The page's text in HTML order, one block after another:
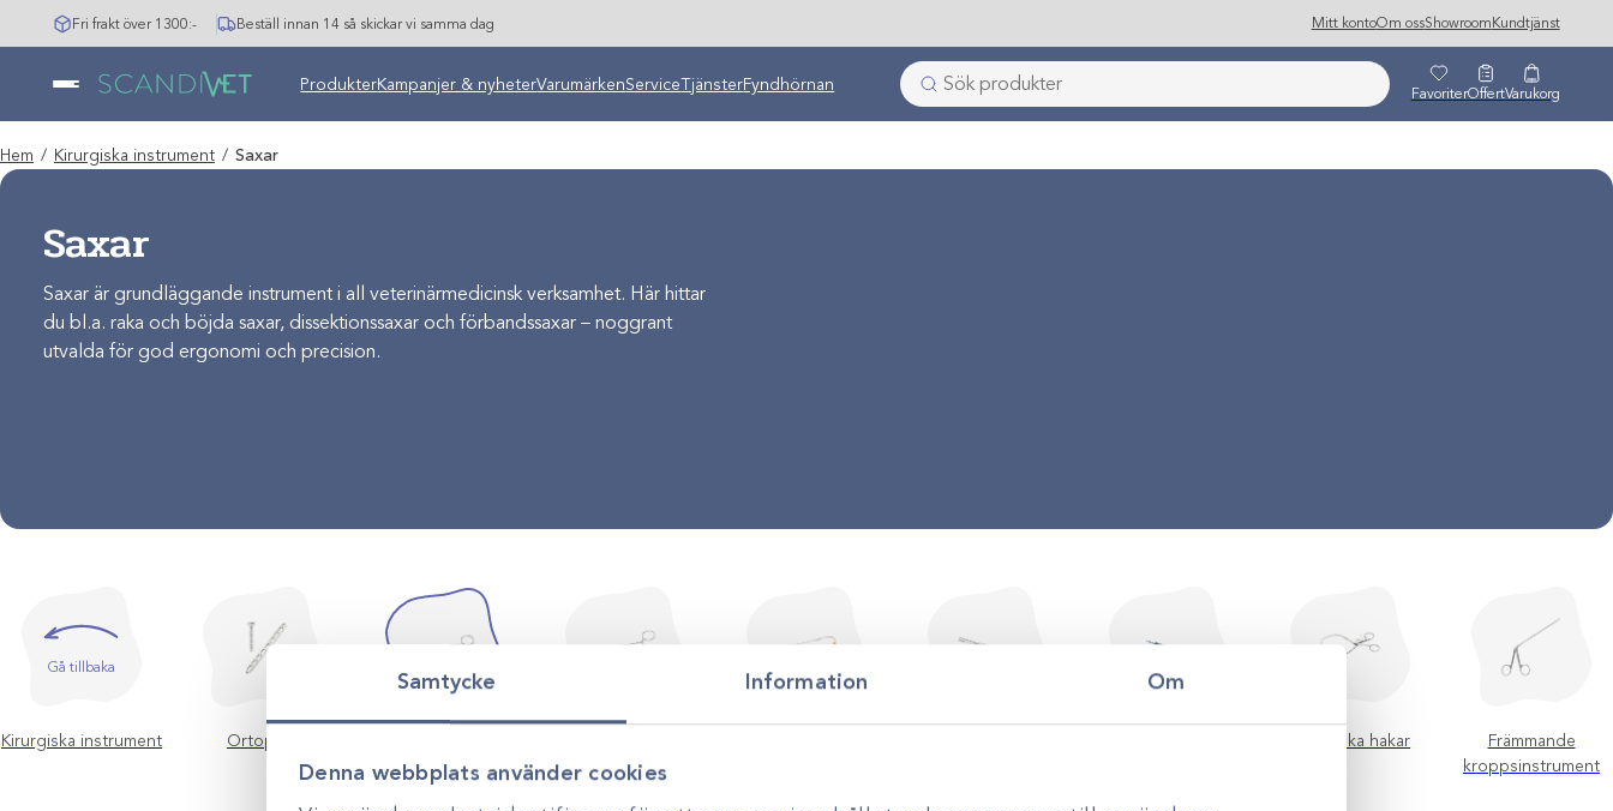
Samtycke Information Om
Denna webbplats använder cookies
Hoppa
till
Fri frakt över 1300:- Beställ innan 14 så skickar vi samma dag Mitt kontoOm ossShowroom Kundtjänst
ProdukterKampanjer & nyheterVarumärkenServiceTjänsterFyndhörnan FavoriterOffertVarukorg
Hem / Kirurgiska instrument / Saxar
Saxar
Saxar är grundläggande instrument i all veterinärmedicinsk verksamhet. Här hittar
du bl.a. raka och böjda saxar, dissektionssaxar och förbandssaxar – noggrant
utvalda för god ergonomi och precision.
Gå tillbaka
Kirurgiska instrument Ortopedi Kirurgiska hakar
Främmande
kroppsinstrument